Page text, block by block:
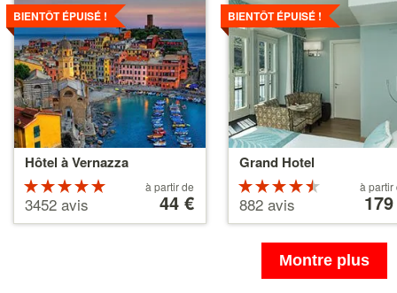
Hôtel à Vernazza
BIENTÔT ÉPUISÉ !
Évaluation :
5 étoiles sur
5
3452 avis partir
44 €
à partir de
44 €
les
détails
Grand Hotel
BIENTÔT ÉPUISÉ !
4.5 étoiles
sur 5
882 avis partir
179 €
à partir
les
détails
Montre plus